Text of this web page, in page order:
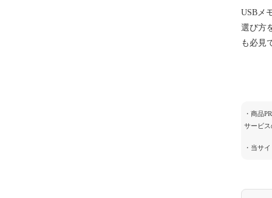
USBメ
選び方
も必見
・商品
サービ
・当サ